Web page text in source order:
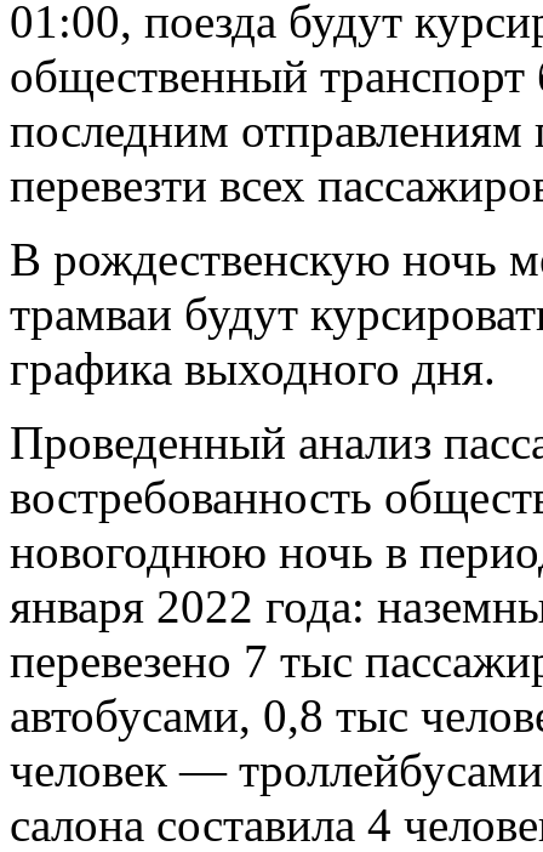
01:00, поезда будут
общественный транспорт
последним отправлениям
перевезти всех
В рождественскую ночь
трамваи будут
графика выходного дня.
Проведенный анализ
востребованность
новогоднюю ночь в
января 2022 года:
перевезено 7 тыс
автобусами, 0,8 тыс
человек —
салона составила 4